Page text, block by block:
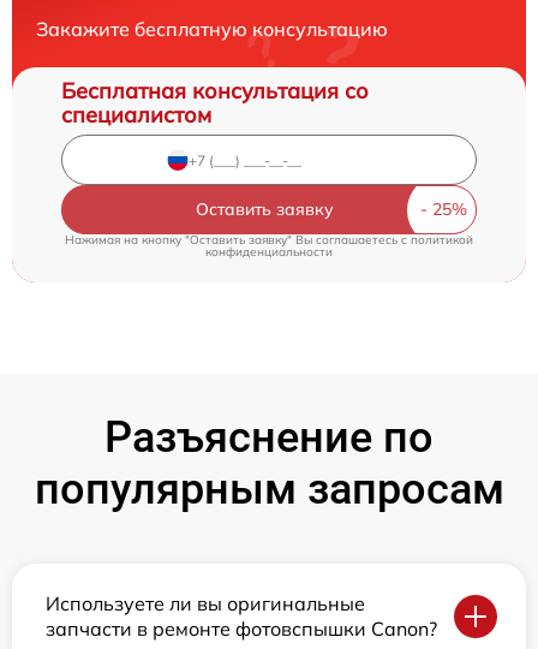
Закажите бесплатную консультацию
Бесплатная консультация со
специалистом
Оставить заявку
Нажимая на кнопку "Оставить заявку" Вы соглашаетесь cполитикой
конфиденциальности
Разъяснение по
популярным запросам
Используете ли вы оригинальные
запчасти в ремонте фотовспышки Canon?